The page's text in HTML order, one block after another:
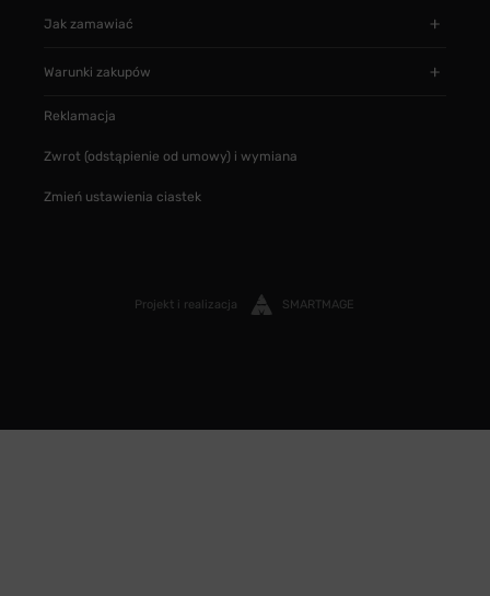
Jak zamawiać
Warunki zakupów
Reklamacja
Zwrot (odstąpienie od umowy) i wymiana
Zmień ustawienia ciastek
Projekt i realizacja SMARTMAGE